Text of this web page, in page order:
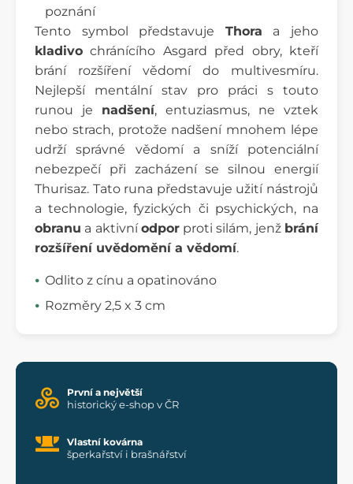
poznání
Tento symbol představuje Thora a jeho
kladivo chránícího Asgard před obry, kteří
brání rozšíření vědomí do multivesmíru.
Nejlepší mentální stav pro práci s touto
runou je nadšení, entuziasmus, ne vztek
nebo strach, protože nadšení mnohem lépe
udrží správné vědomí a sníží potenciální
nebezpečí při zacházení se silnou energií
Thurisaz. Tato runa představuje užití nástrojů
a technologie, fyzických či psychických, na
obranu a aktivníodporproti silám, jenž brání
rozšíření uvědomění a vědomí.
Odlito z cínu a opatinováno
Rozměry 2,5 x 3 cm
První a největší
historický e-shop v ČR
Vlastní kovárna
šperkařství i brašnářství